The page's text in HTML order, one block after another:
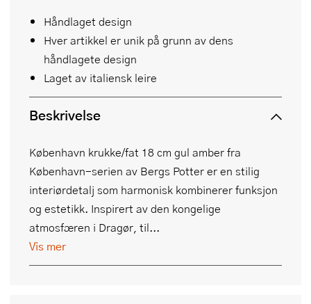
Håndlaget design
Hver artikkel er unik på grunn av dens
håndlagete design
Laget av italiensk leire
Beskrivelse
København krukke/fat 18 cm gul amber fra
København-serien av Bergs Potter er en stilig
interiørdetalj som harmonisk kombinerer funksjon
og estetikk. Inspirert av den kongelige
atmosfæren i Dragør, til...
Vis mer